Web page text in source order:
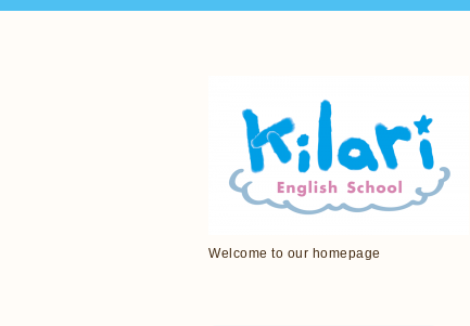
Welcome to our homepage